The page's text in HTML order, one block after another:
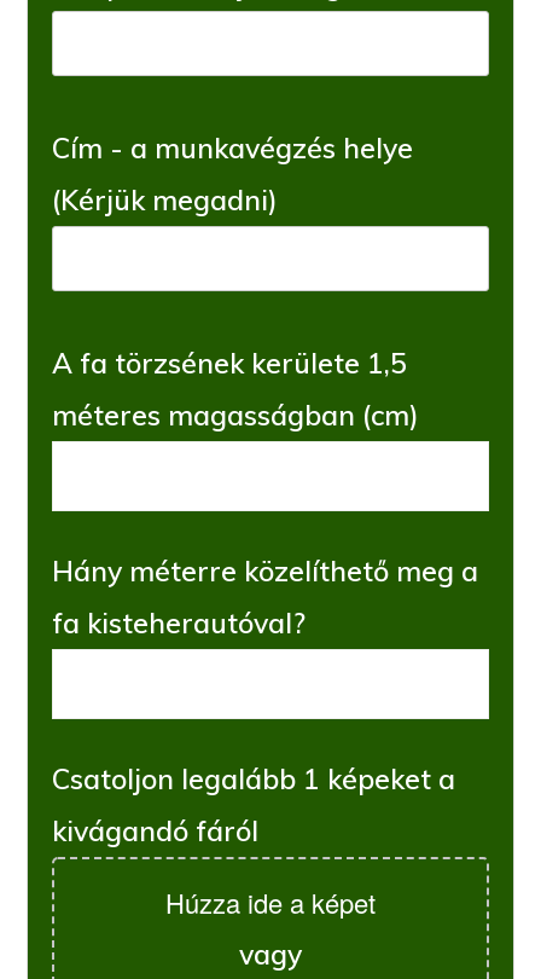
Cím - a munkavégzés helye
(Kérjük megadni)
A fa törzsének kerülete 1,5
méteres magasságban (cm)
Hány méterre közelíthető meg a
fa kisteherautóval?
Csatoljon legalább 1 képeket a
kivágandó fáról
Húzza ide a képet
vagy